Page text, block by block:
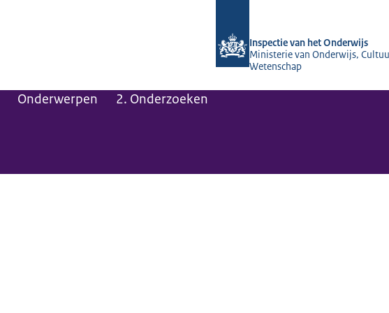
Inspectie van het Onderwijs
Ministerie van Onderwijs,
Wetenschap
Onderwerpen 2. Onderzoeken